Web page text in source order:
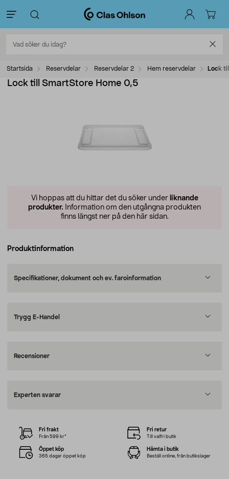
Startsida Reservdelar Reservdelar 2 Hem reservdelar Lock
Lock till SmartStore Home 0,5
Vi hoppas att du hittar det du söker under liknande
produkter. Information om den utgångna produkten
finns längst ner på den här sidan.
Produktinformation
Specifikationer, dokument och ev. faroinformation
Trygg E-Handel
Recensioner
Experten svarar
Fri frakt
Från 599 kr*
Fri retur
Till valfri butik
Öppet köp
365 dagar öppet köp
Hämta i butik
Beställ online, från butikslager